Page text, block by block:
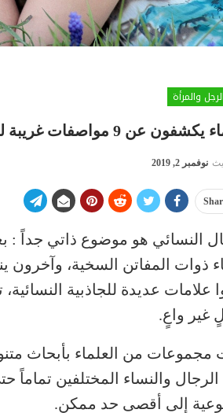
والمرأة
9 مواصفات غريبة للجمال الأنثوي الذي يجذب الرجال فعلاً
نوفمبر 2, 2019
النسائي هو موضوع ذاتي جداً :
ذوات المفاتن السخية،
علامات عديدة للجاذبية
غير واعٍ.
مجموعات من العلماء بأبحاث
الرجال والنساء المختلفين تماماً
إلى أقصى حد ممكن.